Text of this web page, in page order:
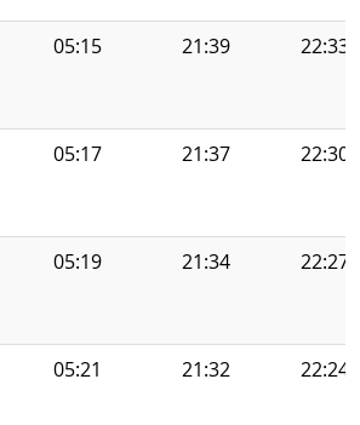
05:15 21:39 22:33
05:17 21:37 22:30
05:19 21:34 22:27
05:21 21:32 22:24